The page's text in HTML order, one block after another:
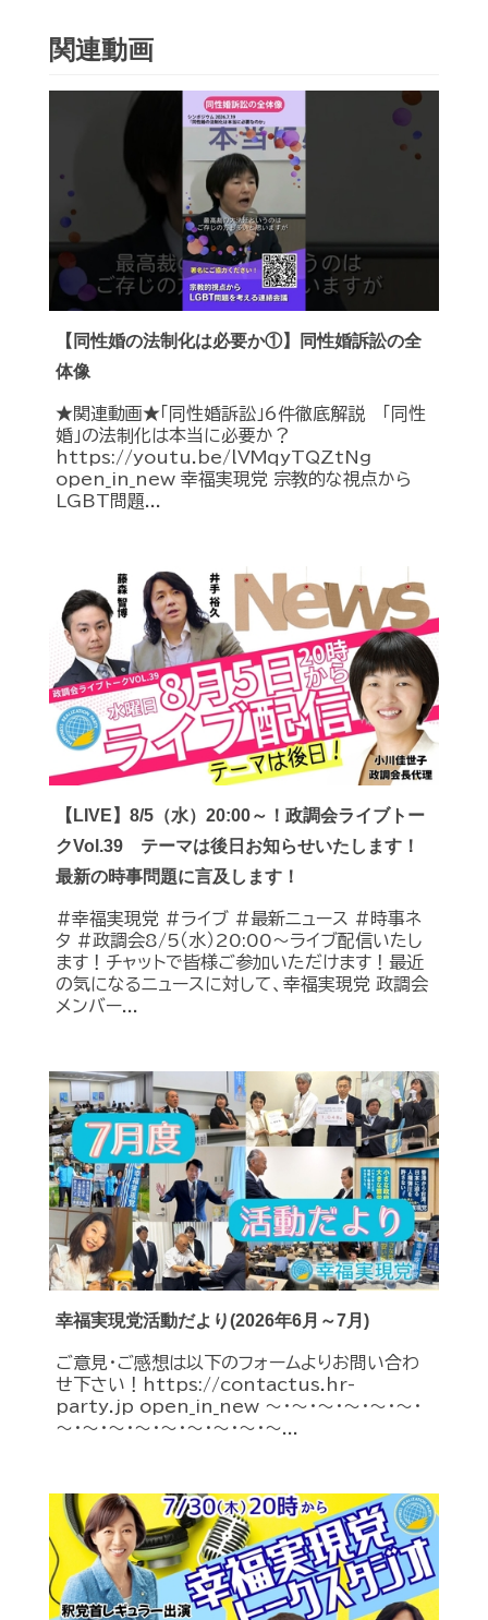
関連動画
【同性婚の法制化は必要か①】同性婚訴訟の全
体像
★関連動画★「同性婚訴訟」6件徹底解説 「同性
婚」の法制化は本当に必要か？
https://youtu.be/lVMqyTQZtNg
open_in_new 幸福実現党 宗教的な視点から
LGBT問題...
【LIVE】8/5（水）20:00～！政調会ライブトー
クVol.39 テーマは後日お知らせいたします！
最新の時事問題に言及します！
#幸福実現党 #ライブ #最新ニュース #時事ネ
タ #政調会8/5（水）20:00～ライブ配信いたし
ます！チャットで皆様ご参加いただけます！最近
の気になるニュースに対して、幸福実現党 政調会
メンバー...
幸福実現党活動だより(2026年6月～7月)
ご意見・ご感想は以下のフォームよりお問い合わ
せ下さい！https://contactus.hr-
party.jp open_in_new ～・～・～・～・～・～・
～・～・～・～・～・～・～・～・～...